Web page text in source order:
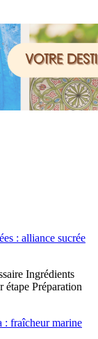
: alliance sucrée
Ingrédients
étape Préparation
: fraîcheur marine